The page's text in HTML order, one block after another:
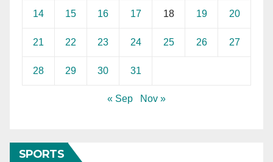
14 15 16 17 18 19 20
21 22 23 24 25 26 27
28 29 30 31
« Sep Nov »
SPORTS